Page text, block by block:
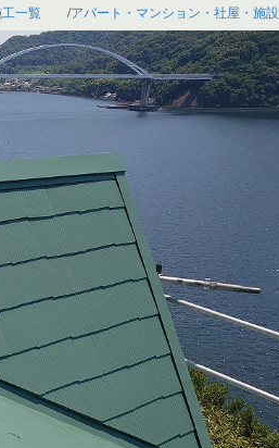
一覧 アパート・マンション・社屋・施設